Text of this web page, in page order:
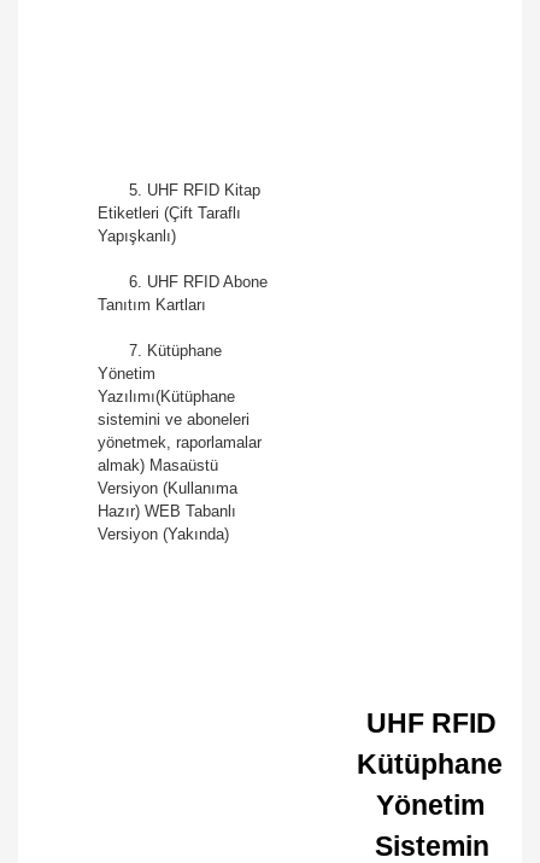
5. UHF RFID Kitap
Etiketleri (Çift Taraflı
Yapışkanlı)
6. UHF RFID Abone
Tanıtım Kartları
7. Kütüphane
Yönetim
Yazılımı(Kütüphane
sistemini ve aboneleri
yönetmek, raporlamalar
almak) Masaüstü
Versiyon (Kullanıma
Hazır) WEB Tabanlı
Versiyon (Yakında)
UHF RFID
Kütüphane
Yönetim
Sistemin